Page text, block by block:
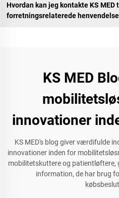
Hvordan kan jeg kontakte KS MED
forretningsrelaterede
KS MED
innovationer
KS MED's blog giver værdifulde
innovationer inden for
mobilitetskuttere og patientløftere,
information, de har brug